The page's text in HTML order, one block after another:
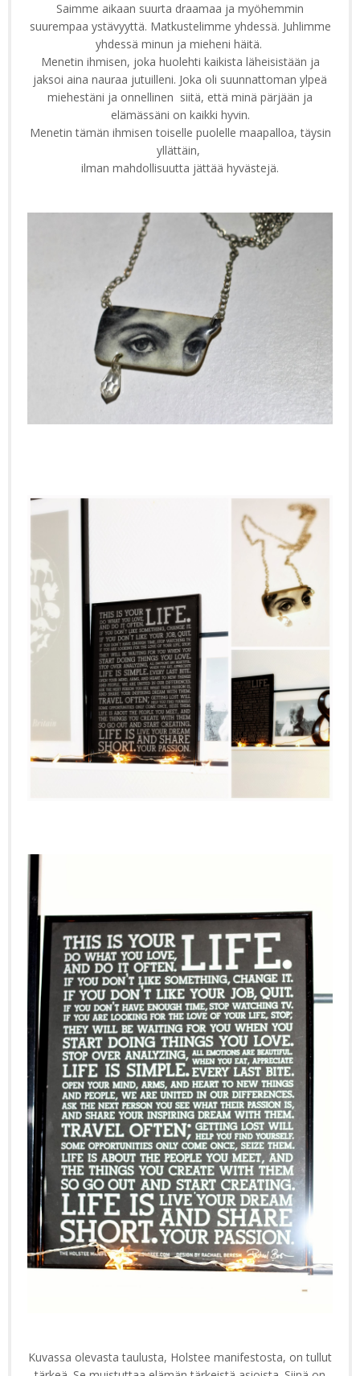
Saimme aikaan suurta draamaa ja myöhemmin
suurempaa ystävyyttä. Matkustelimme yhdessä. Juhlimme
yhdessä minun ja mieheni häitä.
Menetin ihmisen, joka huolehti kaikista läheisistään ja
jaksoi aina nauraa jutuilleni. Joka oli suunnattoman ylpeä
miehestäni ja onnellinen siitä, että minä pärjään ja
elämässäni on kaikki hyvin.
Menetin tämän ihmisen toiselle puolelle maapalloa, täysin
yllättäin,
ilman mahdollisuutta jättää hyvästejä.
Kuvassa olevasta taulusta, Holstee manifestosta, on tullut